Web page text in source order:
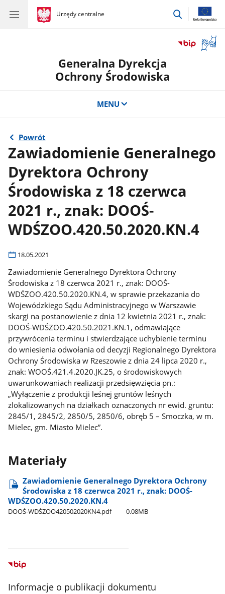
gov.pl
Urzędy centralne
gov.pl
Urzędy
przejdź
okno
Generalna Dyrekcja
Ochrony Środowiska
MENU
Powrót
Zawiadomienie Generalnego
Dyrektora Ochrony
Środowiska z 18 czerwca
2021 r., znak: DOOŚ-
WDŚZOO.420.50.2020.KN.4
18.05.2021
Zawiadomienie Generalnego Dyrektora Ochrony
Środowiska z 18 czerwca 2021 r., znak: DOOŚ-
WDŚZOO.420.50.2020.KN.4, w sprawie przekazania do
Wojewódzkiego Sądu Administracyjnego w Warszawie
skargi na postanowienie z dnia 12 kwietnia 2021 r., znak:
DOOŚ-WDŚZOO.420.50.2021.KN.1, odmawiające
przywrócenia terminu i stwierdzające uchybienie terminu
do wniesienia odwołania od decyzji Regionalnego Dyrektora
Ochrony Środowiska w Rzeszowie z dnia 24 lipca 2020 r.,
znak: WOOŚ.421.4.2020.JK.25, o środowiskowych
uwarunkowaniach realizacji przedsięwzięcia pn.:
„Wyłączenie z produkcji leśnej gruntów leśnych
zlokalizowanych na działkach oznaczonych nr ewid. gruntu:
2845/1, 2845/2, 2850/5, 2850/6, obręb 5 – Smoczka, w m.
Mielec, gm. Miasto Mielec”.
Materiały
Zawiadomienie Generalnego Dyrektora Ochrony
Środowiska z 18 czerwca 2021 r., znak: DOOŚ-
WDŚZOO.420.50.2020.KN.4
DOOŚ-WDŚZOO420502020KN4.pdf 0.08MB
Informacje o publikacji dokumentu